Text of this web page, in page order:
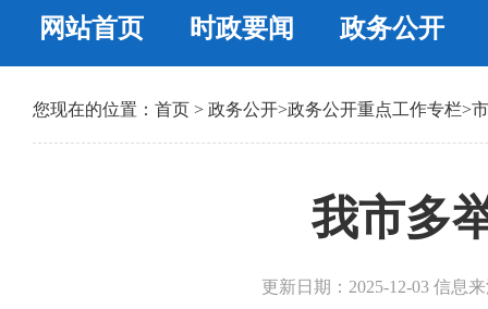
网站首页 时政要闻 政务公开
您现在的位置： 首页 > 政务公开>政务公开重点工作专栏>
我市多
更新日期：2025-12-03 信息